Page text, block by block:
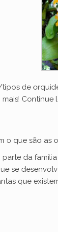
de
o que são
da
se
que